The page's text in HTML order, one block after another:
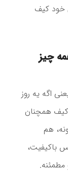
خود کیف
چیز
اگه یه روز
کیف همچنان
هم
باکیفیت،
مطمئنه.